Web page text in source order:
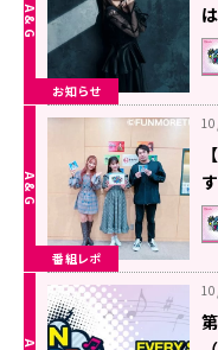
お知らせ
番組レポ